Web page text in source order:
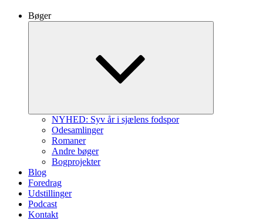
Bøger
NYHED: Syv år i sjælens fodspor
Odesamlinger
Romaner
Andre bøger
Bogprojekter
Blog
Foredrag
Udstillinger
Podcast
Kontakt